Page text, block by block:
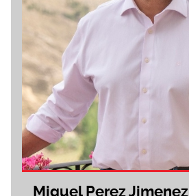
Miguel Perez Jimenez